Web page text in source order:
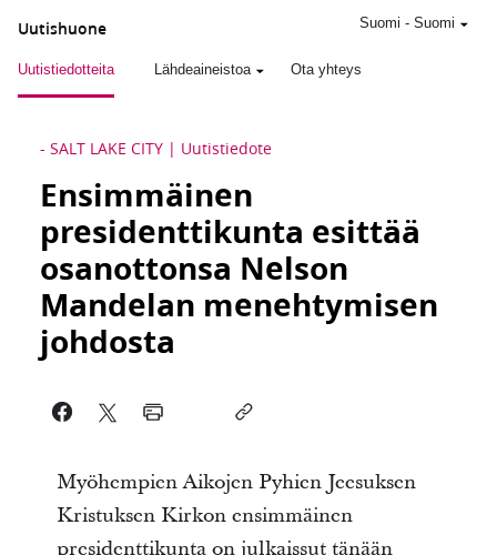
Uutishuone
Uutistiedotteita Lähdeaineistoa Ota yhteys
Suomi - Suomi
- SALT LAKE CITY Uutistiedote
Ensimmäinen
presidenttikunta esittää
osanottonsa Nelson
Mandelan menehtymisen
johdosta
Myöhempien Aikojen Pyhien Jeesuksen
Kristuksen Kirkon ensimmäinen
presidenttikunta on julkaissut tänään